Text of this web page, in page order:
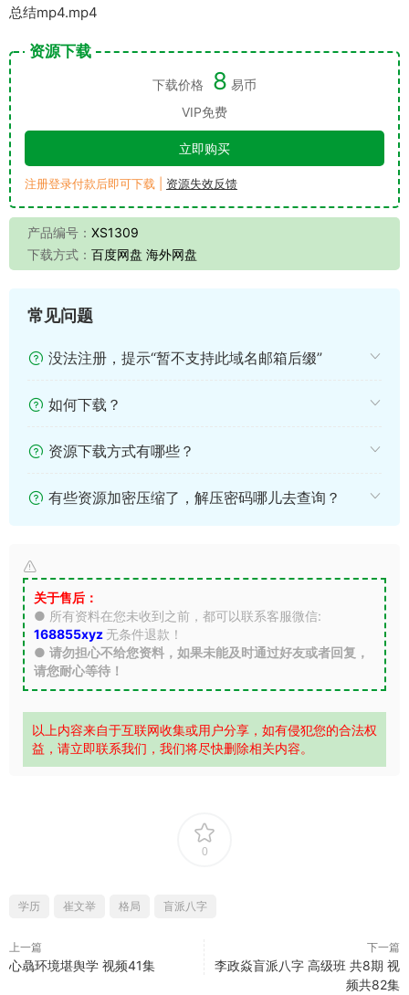
总结mp4.mp4
资源下载
下载价格 8 易币
VIP免费
立即购买
注册登录付款后即可下载 | 资源失效反馈
产品编号： XS1309
下载方式： 百度网盘 海外网盘
常见问题
没法注册，提示“暂不支持此域名邮箱后缀”
如何下载？
资源下载方式有哪些？
有些资源加密压缩了，解压密码哪儿去查询？
关于售后：
● 所有资料在您未收到之前，都可以联系客服微信:
168855xyz 无条件退款！
● 请勿担心不给您资料，如果未能及时通过好友或者回复，
请您耐心等待！
以上内容来自于互联网收集或用户分享，如有侵犯您的合法权
益，请立即联系我们，我们将尽快删除相关内容。
0
学历 崔文举 格局 盲派八字
上一篇
心骉环境堪舆学 视频41集
下一篇
李政焱盲派八字 高级班 共8期 视
频共82集